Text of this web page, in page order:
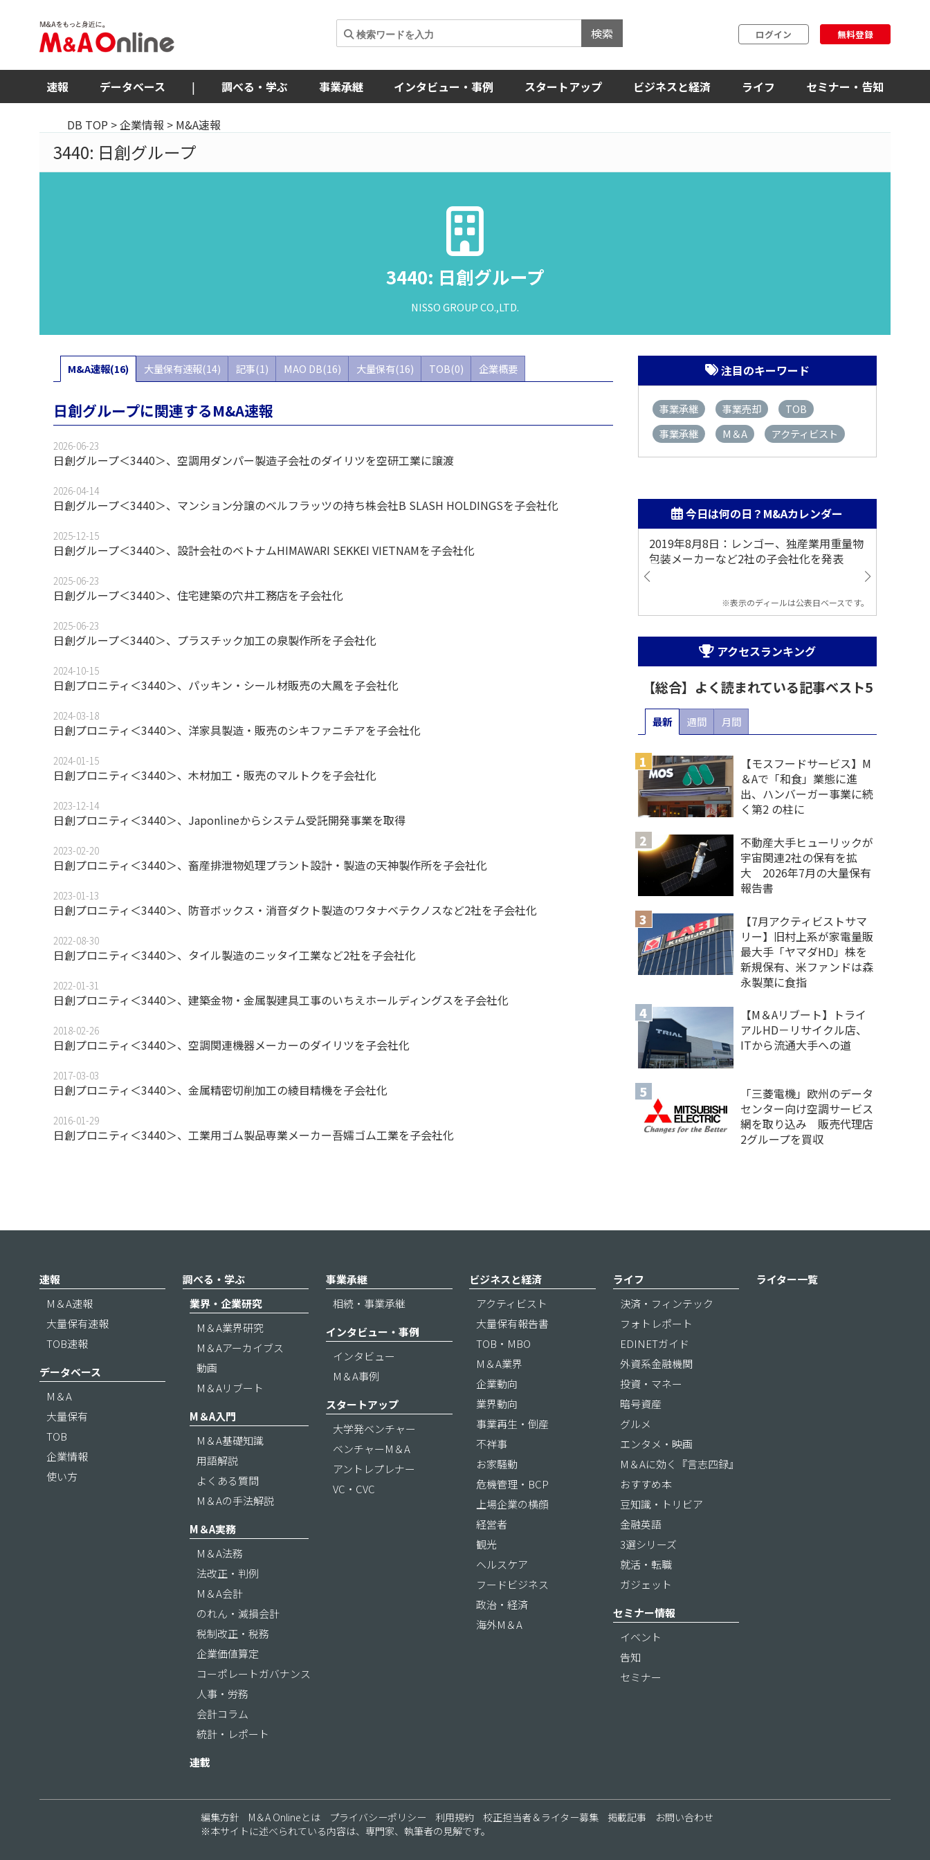
検索 ログイン 無料登録
速報 データベース | 調べる・学ぶ 事業承継 インタビュー・事例 スタートアップ ビジネスと経済 ライフ セミナー・告知
DB TOP >企業情報 > M&A速報
3440: 日創グループ
3440: 日創グループ
NISSO GROUP CO.,LTD.
M&A速報(16) 大量保有速報(14) 記事(1) MAO DB(16) 大量保有(16) TOB(0) 企業概要
日創グループに関連するM&A速報
2026-06-23
日創グループ＜3440＞、空調用ダンパー製造子会社のダイリツを空研工業に譲渡
2026-04-14
日創グループ＜3440＞、マンション分譲のベルフラッツの持ち株会社B SLASH HOLDINGSを子会社化
2025-12-15
日創グループ＜3440＞、設計会社のベトナムHIMAWARI SEKKEI VIETNAMを子会社化
2025-06-23
日創グループ＜3440＞、住宅建築の穴井工務店を子会社化
2025-06-23
日創グループ＜3440＞、プラスチック加工の泉製作所を子会社化
2024-10-15
日創プロニティ＜3440＞、パッキン・シール材販売の大鳳を子会社化
2024-03-18
日創プロニティ＜3440＞、洋家具製造・販売のシキファニチアを子会社化
2024-01-15
日創プロニティ＜3440＞、木材加工・販売のマルトクを子会社化
2023-12-14
日創プロニティ＜3440＞、Japonlineからシステム受託開発事業を取得
2023-02-20
日創プロニティ＜3440＞、畜産排泄物処理プラント設計・製造の天神製作所を子会社化
2023-01-13
日創プロニティ＜3440＞、防音ボックス・消音ダクト製造のワタナベテクノスなど2社を子会社化
2022-08-30
日創プロニティ＜3440＞、タイル製造のニッタイ工業など2社を子会社化
2022-01-31
日創プロニティ＜3440＞、建築金物・金属製建具工事のいちえホールディングスを子会社化
2018-02-26
日創プロニティ＜3440＞、空調関連機器メーカーのダイリツを子会社化
2017-03-03
日創プロニティ＜3440＞、金属精密切削加工の綾目精機を子会社化
2016-01-29
日創プロニティ＜3440＞、工業用ゴム製品専業メーカー吾嬬ゴム工業を子会社化
注目のキーワード
事業承継 事業売却
TOB
事業承継
M＆A アクティビスト
今日は何の日？M&Aカレンダー
2019年8月8日：レンゴー、独産業用重量物
包装メーカーなど2社の子会社化を発表
※表示のディールは公表日ベースです。
アクセスランキング
【総合】よく読まれている記事ベスト5
最新 週間 月間
【モスフードサービス】M
＆Aで「和食」業態に進
出、ハンバーガー事業に続
く第2 の柱に
不動産大手ヒューリックが
宇宙関連2社の保有を拡
大 2026年7月の大量保有
報告書
【7月アクティビストサマ
リー】旧村上系が家電量販
最大手「ヤマダHD」株を
新規保有、米ファンドは森
永製菓に食指
【M＆Aリブート】トライ
アルHD－リサイクル店、
ITから流通大手への道
「三菱電機」欧州のデータ
センター向け空調サービス
網を取り込み 販売代理店
2グループを買収
速報
M＆A速報
大量保有速報
TOB速報
データベース
M＆A
大量保有
TOB
企業情報
使い方
調べる・学ぶ
業界・企業研究
M＆A業界研究
M＆Aアーカイブス
動画
M＆Aリブート
M＆A入門
M＆A基礎知識
用語解説
よくある質問
M＆Aの手法解説
M＆A実務
M＆A法務
法改正・判例
M＆A会計
のれん・減損会計
税制改正・税務
企業価値算定
コーポレートガバナンス
人事・労務
会計コラム
統計・レポート
連載
事業承継
相続・事業承継
インタビュー・事例
インタビュー
M＆A事例
スタートアップ
大学発ベンチャー
ベンチャーM＆A
アントレプレナー
VC・CVC
ビジネスと経済
アクティビスト
大量保有報告書
TOB・MBO
M＆A業界
企業動向
業界動向
事業再生・倒産
不祥事
お家騒動
危機管理・BCP
上場企業の横顔
経営者
観光
ヘルスケア
フードビジネス
政治・経済
海外M＆A
ライフ
決済・フィンテック
フォトレポート
EDINETガイド
外資系金融機関
投資・マネー
暗号資産
グルメ
エンタメ・映画
M＆Aに効く『言志四録』
おすすめ本
豆知識・トリビア
金融英語
3選シリーズ
就活・転職
ガジェット
セミナー情報
イベント
告知
セミナー
ライター一覧
編集方針 M＆A Onlineとは プライバシーポリシー 利用規約 校正担当者＆ライター募集 掲載記事
お問い合わせ
※本サイトに述べられている内容は、専門家、執筆者の見解です。